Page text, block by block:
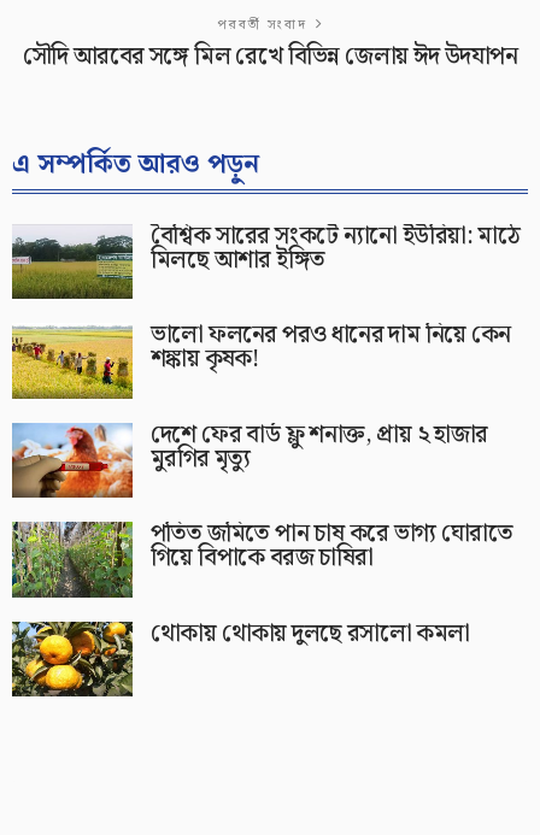
পরবর্তী সংবাদ
সৌদি আরবের সঙ্গে মিল রেখে বিভিন্ন জেলায় ঈদ উদযাপন
এ সম্পর্কিত আরও পড়ুন
বৈশ্বিক সারের সংকটে ন্যানো ইউরিয়া: মাঠে
মিলছে আশার ইঙ্গিত
ভালো ফলনের পরও ধানের দাম নিয়ে কেন
শঙ্কায় কৃষক!
দেশে ফের বার্ড ফ্লু শনাক্ত, প্রায় ২ হাজার
মুরগির মৃত্যু
পতিত জমিতে পান চাষ করে ভাগ্য ঘোরাতে
গিয়ে বিপাকে বরজ চাষিরা
থোকায় থোকায় দুলছে রসালো কমলা